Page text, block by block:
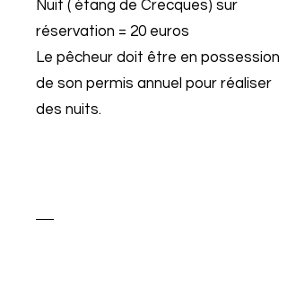
Nuit ( étang de Crecques) sur
réservation = 20 euros
Le pêcheur doit être en possession
de son permis annuel pour réaliser
des nuits.